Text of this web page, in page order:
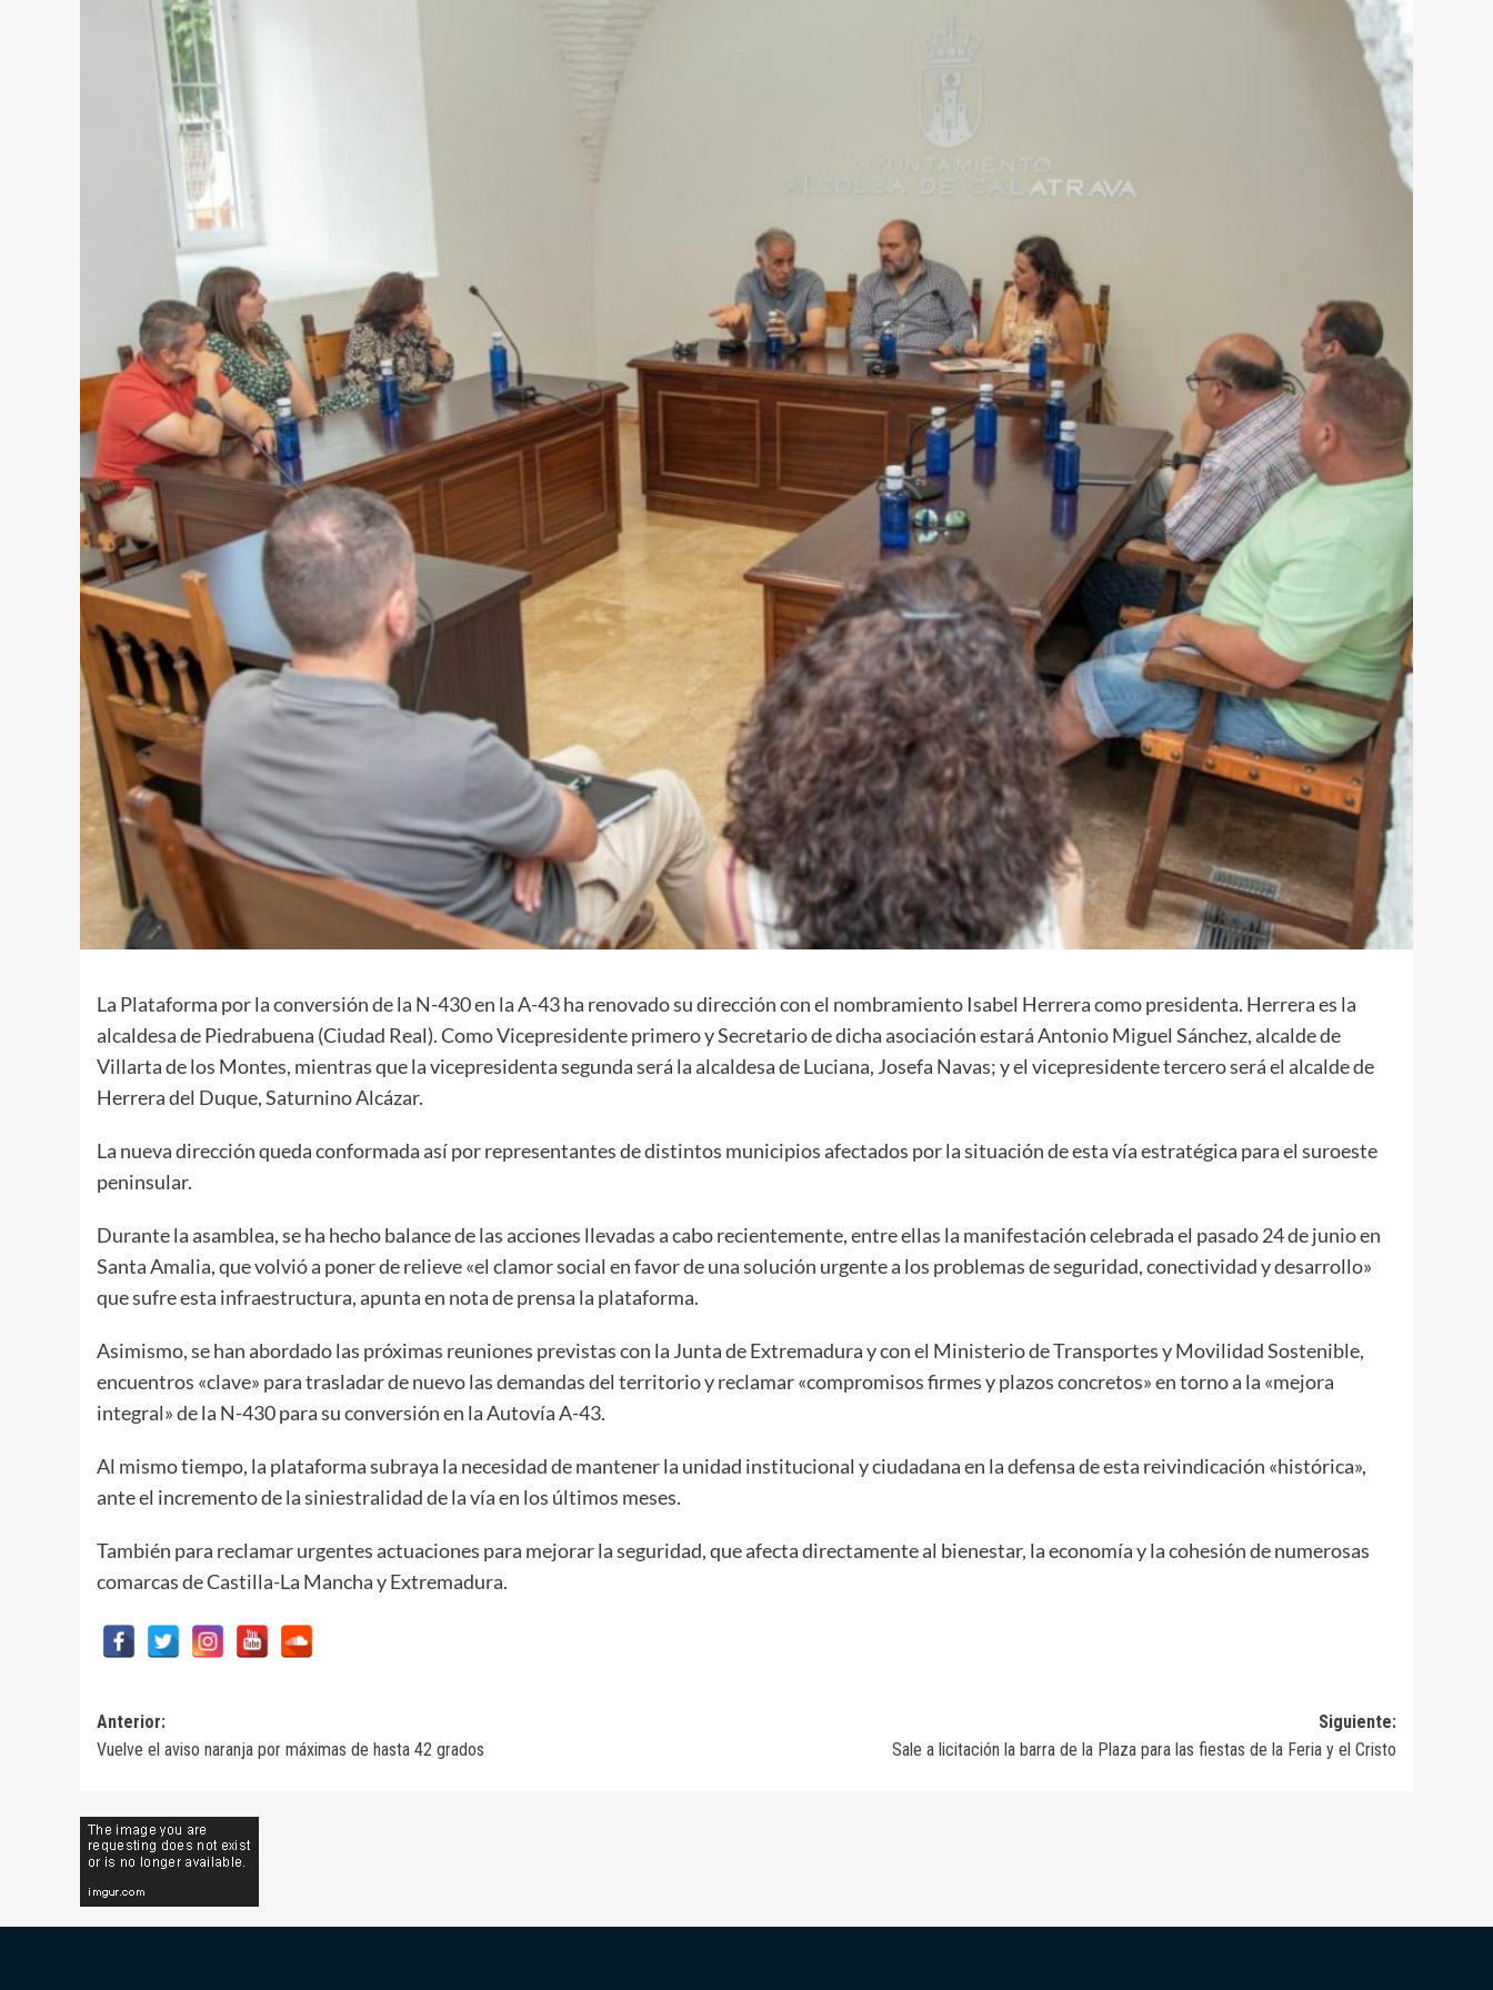
La Plataforma por la conversión de la N-430 en la A-43 ha renovado su dirección con el nombramiento Isabel Herrera como presidenta. Herrera es la
alcaldesa de Piedrabuena (Ciudad Real). Como Vicepresidente primero y Secretario de dicha asociación estará Antonio Miguel Sánchez, alcalde de
Villarta de los Montes, mientras que la vicepresidenta segunda será la alcaldesa de Luciana, Josefa Navas; y el vicepresidente tercero será el alcalde de
Herrera del Duque, Saturnino Alcázar.
La nueva dirección queda conformada así por representantes de distintos municipios afectados por la situación de esta vía estratégica para el suroeste
peninsular.
Durante la asamblea, se ha hecho balance de las acciones llevadas a cabo recientemente, entre ellas la manifestación celebrada el pasado 24 de junio en
Santa Amalia, que volvió a poner de relieve «el clamor social en favor de una solución urgente a los problemas de seguridad, conectividad y desarrollo»
que sufre esta infraestructura, apunta en nota de prensa la plataforma.
Asimismo, se han abordado las próximas reuniones previstas con la Junta de Extremadura y con el Ministerio de Transportes y Movilidad Sostenible,
encuentros «clave» para trasladar de nuevo las demandas del territorio y reclamar «compromisos firmes y plazos concretos» en torno a la «mejora
integral» de la N-430 para su conversión en la Autovía A-43.
Al mismo tiempo, la plataforma subraya la necesidad de mantener la unidad institucional y ciudadana en la defensa de esta reivindicación «histórica»,
ante el incremento de la siniestralidad de la vía en los últimos meses.
También para reclamar urgentes actuaciones para mejorar la seguridad, que afecta directamente al bienestar, la economía y la cohesión de numerosas
comarcas de Castilla-La Mancha y Extremadura.
Navegación
de
Anterior:
Vuelve el aviso naranja por máximas de hasta 42 grados
Siguiente:
Sale a licitación la barra de la Plaza para las fiestas de la Feria y el Cristo